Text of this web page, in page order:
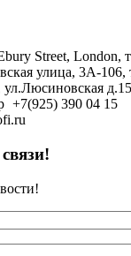
Street, London,
улица, 3А-106,
ул.Люсиновская
+7(925) 390 04 15